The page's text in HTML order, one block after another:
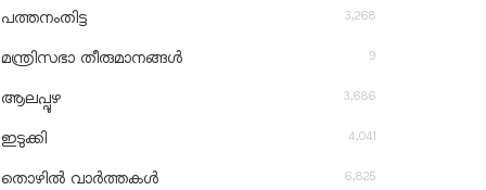
പത്തനംതിട്ട 3,268
മന്ത്രിസഭാ തീരുമാനങ്ങൾ 9
ആലപ്പുഴ 3,686
ഇടുക്കി 4,041
തൊഴിൽ വാർത്തകൾ 6,825